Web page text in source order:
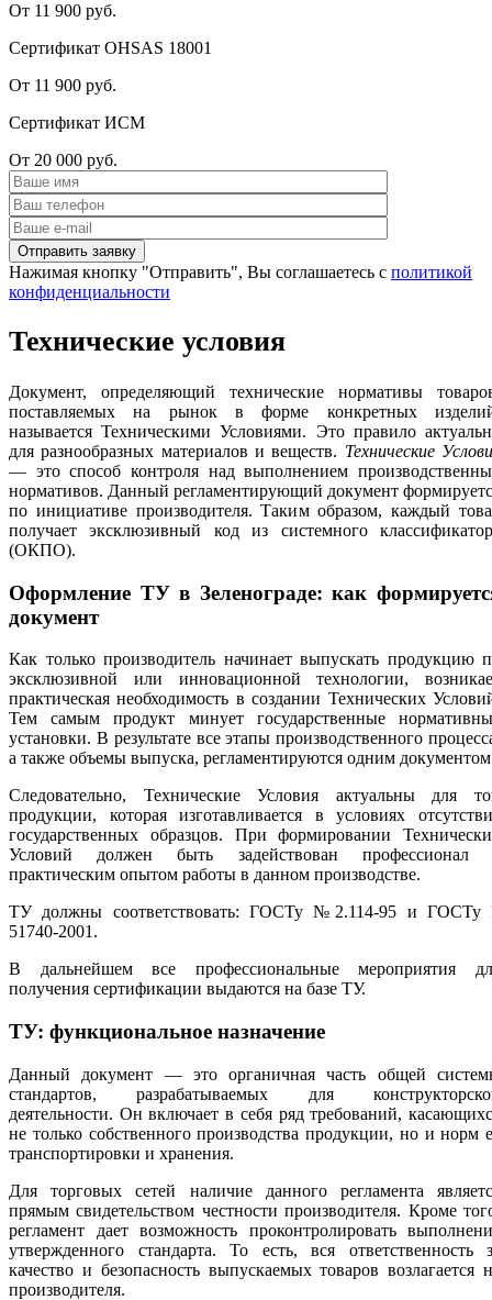
От 11 900 руб.
Сертификат OHSAS 18001
От 11 900 руб.
Сертификат ИСМ
От 20 000 руб.
Нажимая кнопку "Отправить", Вы соглашаетесь с политикой
конфиденциальности
Технические условия
Документ, определяющий технические нормативы
поставляемых на рынок в форме конкретных
называется Техническими Условиями. Это правило
для разнообразных материалов и веществ. Технические
— это способ контроля над выполнением
нормативов. Данный регламентирующий документ
по инициативе производителя. Таким образом, каждый
получает эксклюзивный код из системного
(ОКПО).
Оформление ТУ в Зеленограде: как
документ
Как только производитель начинает выпускать продукцию
эксклюзивной или инновационной технологии,
практическая необходимость в создании Технических
Тем самым продукт минует государственные
установки. В результате все этапы производственного
а также объемы выпуска, регламентируются одним
Следовательно, Технические Условия актуальны для
продукции, которая изготавливается в условиях
государственных образцов. При формировании
Условий должен быть задействован профессионал
практическим опытом работы в данном производстве.
ТУ должны соответствовать: ГОСТу №2.114-95 и ГОСТу
51740-2001.
В дальнейшем все профессиональные мероприятия
получения сертификации выдаются на базе ТУ.
ТУ: функциональное назначение
Данный документ — это органичная часть общей
стандартов, разрабатываемых для
деятельности. Он включает в себя ряд требований,
не только собственного производства продукции, но и норм
транспортировки и хранения.
Для торговых сетей наличие данного регламента
прямым свидетельством честности производителя. Кроме
регламент дает возможность проконтролировать
утвержденного стандарта. То есть, вся ответственность
качество и безопасность выпускаемых товаров возлагается
производителя.